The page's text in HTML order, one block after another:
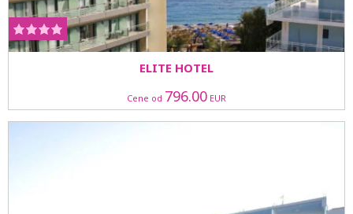
ELITE HOTEL
Cene od 796.00 EUR